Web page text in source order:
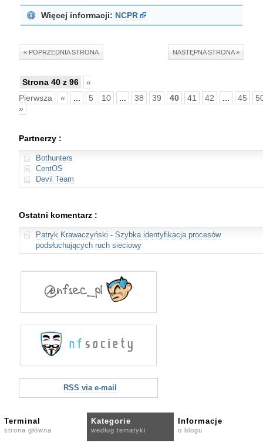
Więcej informacji: NCPR
« POPRZEDNIA STRONA NASTĘPNA STRONA »
Strona 40 z 96
«
Pierwsza
« 5 10 38 39 40 41 42 45
»
Partnerzy :
Bothunters
CentOS
Devil Team
Ostatni komentarz :
Patryk Krawaczyński - Szybka identyfikacja procesów
podsłuchujących ruch sieciowy
RSS via e-mail
Terminal
strona główna
Kategorie
według tematyki
Informacje
o blogu